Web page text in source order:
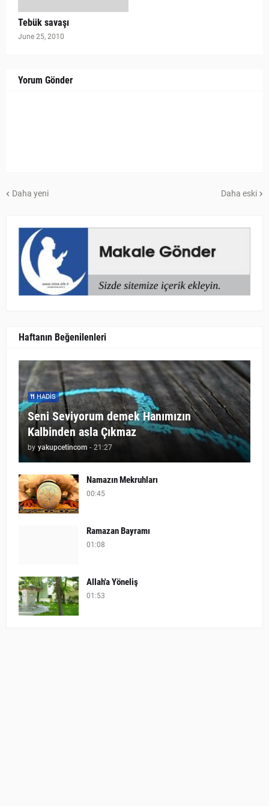
Tebük savaşı
June 25, 2010
Yorum Gönder
Daha yeni Daha eski
Haftanın Beğenilenleri
HADIS
Seni Seviyorum demek Hanımızın
Kalbinden asla Çıkmaz
by yakupcetincom - 21:27
Namazın Mekruhları
00:45
Ramazan Bayramı
01:08
Allah'a Yöneliş
01:53